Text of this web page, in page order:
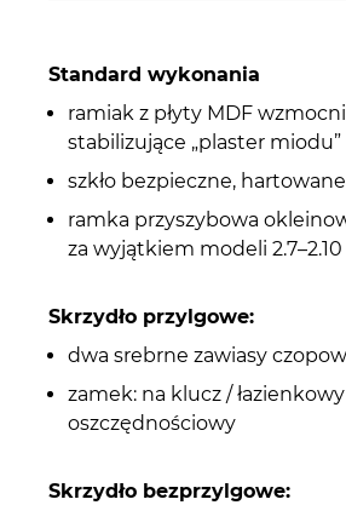
Standard wykonania
ramiak z płyty MDF
stabilizujące „plaster miodu”
szkło bezpieczne,
ramka przyszybowa
za wyjątkiem modeli
Skrzydło przylgowe:
dwa srebrne zawiasy
zamek: na klucz /
oszczędnościowy
Skrzydło bezprzylgowe: